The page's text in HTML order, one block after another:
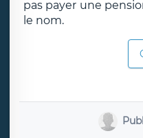
pas payer une
le nom.